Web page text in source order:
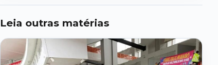
Leia outras matérias